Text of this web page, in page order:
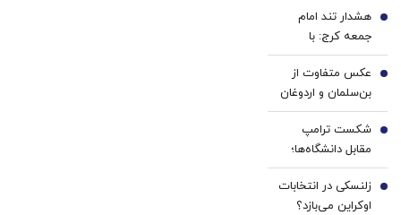
هشدار تند امام
جمعه کرج: با
«کودتای برهنگی»
روبه‌رو شده‌ایم
3
عکس متفاوت از
بن‌سلمان و اردوغان
در مکه/پس از
نشست دفاعی چه
گذشت؟+ عکس
4
شکست ترامپ
مقابل دانشگاه‌ها؛
هاروارد چگونه ورق
را برگرداند؟
5
زلنسکی در انتخابات
اوکراین می‌بازد؟
6